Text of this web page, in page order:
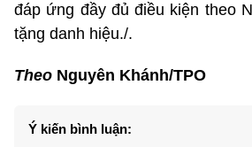
đáp ứng đầy đủ điều kiện theo
tặng danh hiệu./.
Theo Nguyên Khánh/TPO
Ý kiến bình luận: